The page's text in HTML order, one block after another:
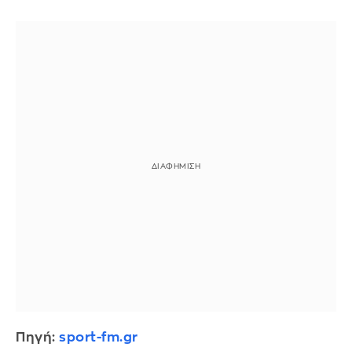
Πηγή: sport-fm.gr